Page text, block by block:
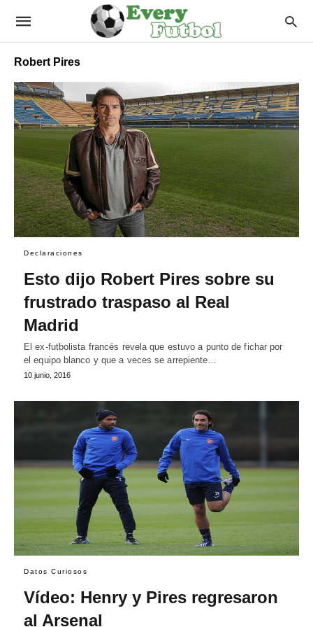
Robert Pires
Declaraciones
Esto dijo Robert Pires sobre su
frustrado traspaso al Real
Madrid
El ex-futbolista francés revela que estuvo a punto de fichar por
el equipo blanco y que a veces se arrepiente…
10 junio, 2016
Datos Curiosos
Vídeo: Henry y Pires regresaron
al Arsenal